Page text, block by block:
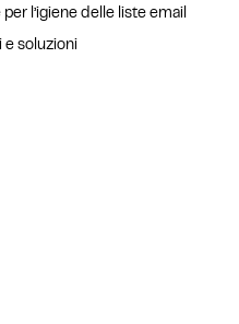
l’igiene delle liste email
soluzioni